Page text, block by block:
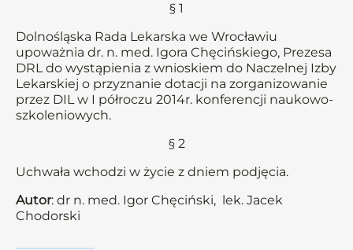
§ 1
Dolnośląska Rada Lekarska we Wrocławiu
upoważnia dr. n. med. Igora Chęcińskiego, Prezesa
DRL do wystąpienia z wnioskiem do Naczelnej Izby
Lekarskiej o przyznanie dotacji na zorganizowanie
przez DIL w I półroczu 2014r. konferencji naukowo-
szkoleniowych.
§ 2
Uchwała wchodzi w życie z dniem podjęcia.
Autor: dr n. med. Igor Chęciński, lek. Jacek
Chodorski